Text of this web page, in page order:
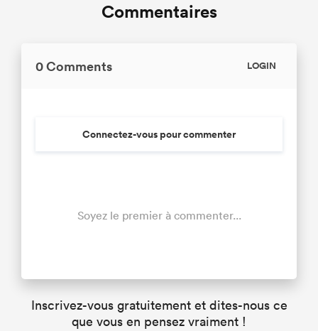
Commentaires
0 Comments LOGIN
Connectez-vous pour commenter
Soyez le premier à commenter...
Inscrivez-vous gratuitement et dites-nous ce
que vous en pensez vraiment !